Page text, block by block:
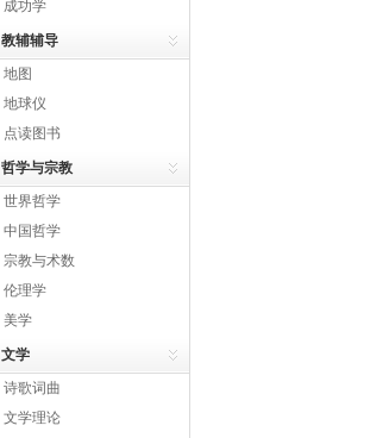
成功学
教辅辅导
地图
地球仪
点读图书
哲学与宗教
世界哲学
中国哲学
宗教与术数
伦理学
美学
文学
诗歌词曲
文学理论